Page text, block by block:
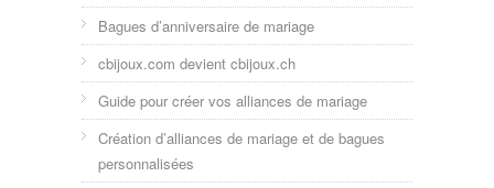
Bagues d’anniversaire de mariage
cbijoux.com devient cbijoux.ch
Guide pour créer vos alliances de mariage
Création d’alliances de mariage et de bagues
personnalisées